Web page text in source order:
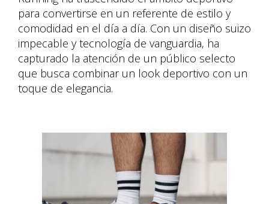
para convertirse en un referente de estilo y
comodidad en el día a día. Con un diseño suizo
impecable y tecnología de vanguardia, ha
capturado la atención de un público selecto
que busca combinar un look deportivo con un
toque de elegancia.